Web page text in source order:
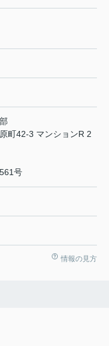
町42-3 マンションR 2
号
情報の見方